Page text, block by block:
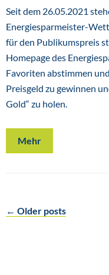
Seit dem 26.05.2021
Energiesparmeister-
für den Publikumspreis
Homepage des
Favoriten abstimmen
Preisgeld zu gewinnen
Gold“ zu holen.
Mehr
Post
← Older posts